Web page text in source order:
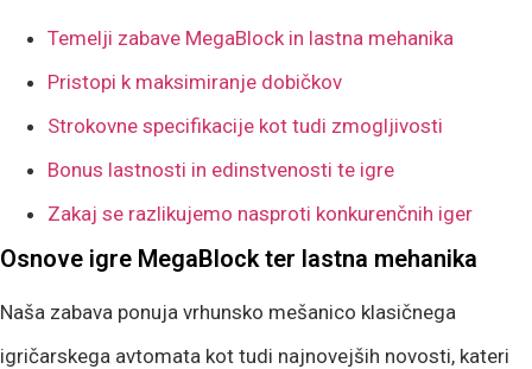
Temelji zabave MegaBlock in lastna mehanika
Pristopi k maksimiranje dobičkov
Strokovne specifikacije kot tudi zmogljivosti
Bonus lastnosti in edinstvenosti te igre
Zakaj se razlikujemo nasproti konkurenčnih iger
Osnove igre MegaBlock ter lastna mehanika
Naša zabava ponuja vrhunsko mešanico klasičnega
igričarskega avtomata kot tudi najnovejših novosti, kateri